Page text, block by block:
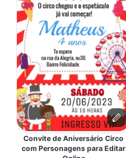
Convite de Aniversário Circo
com Personagens para Editar